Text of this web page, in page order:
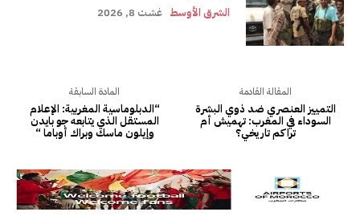
الشرق الأوسط غشت 8, 2026
المادة السابقة
“الدبلوماسية المغربية: الإعلام
المستقل الذي يتابعه جو بايدن
وإيلون ماسك وبراك أوباما “
المقالة القادمة
التمييز العنصري ضد ذوي البشرة
السوداء في المغرب: تهميش أم
تراكم تاريخي؟